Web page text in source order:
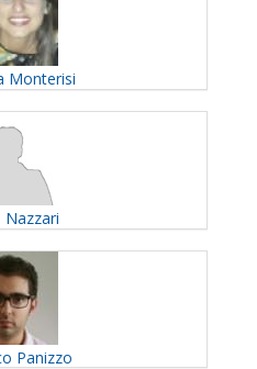
Monterisi
Nazzari
Panizzo